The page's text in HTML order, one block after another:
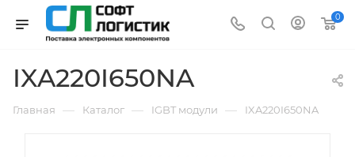
0
IXA220I650NA
Главная — Каталог — IGBT модули — IXA220I650NA